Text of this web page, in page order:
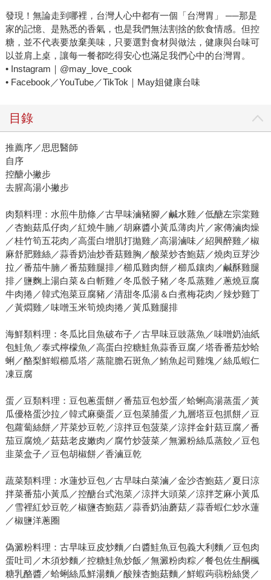
發現！無論走到哪裡，台灣人心中都有一個「台灣胃」 ──那是
家的記憶、是熟悉的香氣，也是我們無法割捨的飲食情感。但控
糖，並不代表要放棄美味，只要選對食材與做法，健康與台味可
以並肩上桌，讓每一餐都吃得安心也滿足我們心中的台灣胃。
• Instagram｜@may_love_cook
• Facebook／YouTube／TikTok｜May姐健康台味
目錄
推薦序／思思醫師
自序
控醣小撇步
去腥高湯小撇步
肉類料理：水煎牛肋條／古早味滷豬腳／鹹水雞／低醣左宗棠雞
／杏鮑菇瓜仔肉／紅燒牛腩／胡麻醬小黃瓜薄肉片／家傳滷肉燥
／桂竹筍五花肉／高蛋白增肌打拋雞／高湯滷味／紹興醉雞／椒
麻舒肥雞絲／蒜香奶油炒香菇雞胸／酸菜炒杏鮑菇／燒肉豆芽沙
拉／番茄牛腩／番茄雞腿排／櫛瓜雞肉餅／櫛瓜鑲肉／鹹酥雞腿
排／鹽麴上湯白菜＆白斬雞／冬瓜骰子豬／冬瓜蒸雞／蔥燒豆腐
牛肉捲／韓式泡菜豆腐豬／清甜冬瓜湯＆白煮梅花肉／辣炒雞丁
／黃燜雞／味噌玉米筍燒肉捲／黃瓜雞腿排
海鮮類料理：冬瓜比目魚破布子／古早味豆豉蒸魚／味噌奶油紙
包鮭魚／泰式檸檬魚／高蛋白控糖鮭魚蒜香豆腐／塔香番茄炒蛤
蜊／酪梨鮮蝦櫛瓜塔／蒸龍膽石斑魚／鮪魚起司雞塊／絲瓜蝦仁
凍豆腐
蛋／豆類料理：豆包蔥蛋餅／番茄豆包炒蛋／蛤蜊高湯蒸蛋／黃
瓜優格蛋沙拉／韓式麻藥蛋／豆包菜脯蛋／九層塔豆包抓餅／豆
包蘿蔔絲餅／芹菜炒豆乾／涼拌豆包菠菜／涼拌金針菇豆腐／番
茄豆腐燒／菇菇老皮嫩肉／腐竹炒菠菜／無澱粉絲瓜蒸餃／豆包
韭菜盒子／豆包胡椒餅／香滷豆乾
蔬菜類料理：水蓮炒豆包／古早味白菜滷／金沙杏鮑菇／夏日涼
拌菜番茄小黃瓜／控醣台式泡菜／涼拌大頭菜／涼拌芝麻小黃瓜
／雪裡紅炒豆乾／椒鹽杏鮑菇／蒜香奶油蘑菇／蒜香蝦仁炒水蓮
／椒鹽洋蔥圈
偽澱粉料理：古早味豆皮炒麵／白醬鮭魚豆包義大利麵／豆包肉
蛋吐司／木須炒麵／控糖鮭魚炒飯／無澱粉肉粽／餐包佐生酮楓
糖乳酪醬／蛤蜊絲瓜鮮湯麵／酸辣杏鮑菇麵／鮮蝦蒟蒻粉絲煲／